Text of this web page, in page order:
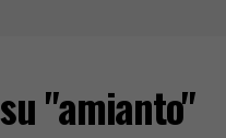
"amianto"